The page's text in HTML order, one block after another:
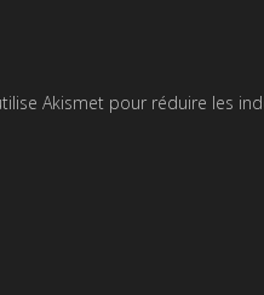
Akismet pour réduire les